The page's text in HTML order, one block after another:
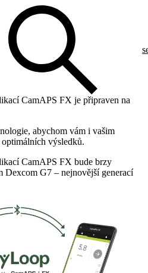
CamAPS FX je připraven na
abychom vám i vašim
výsledků.
CamAPS FX bude brzy
Dexcom G7 – nejnovější generací